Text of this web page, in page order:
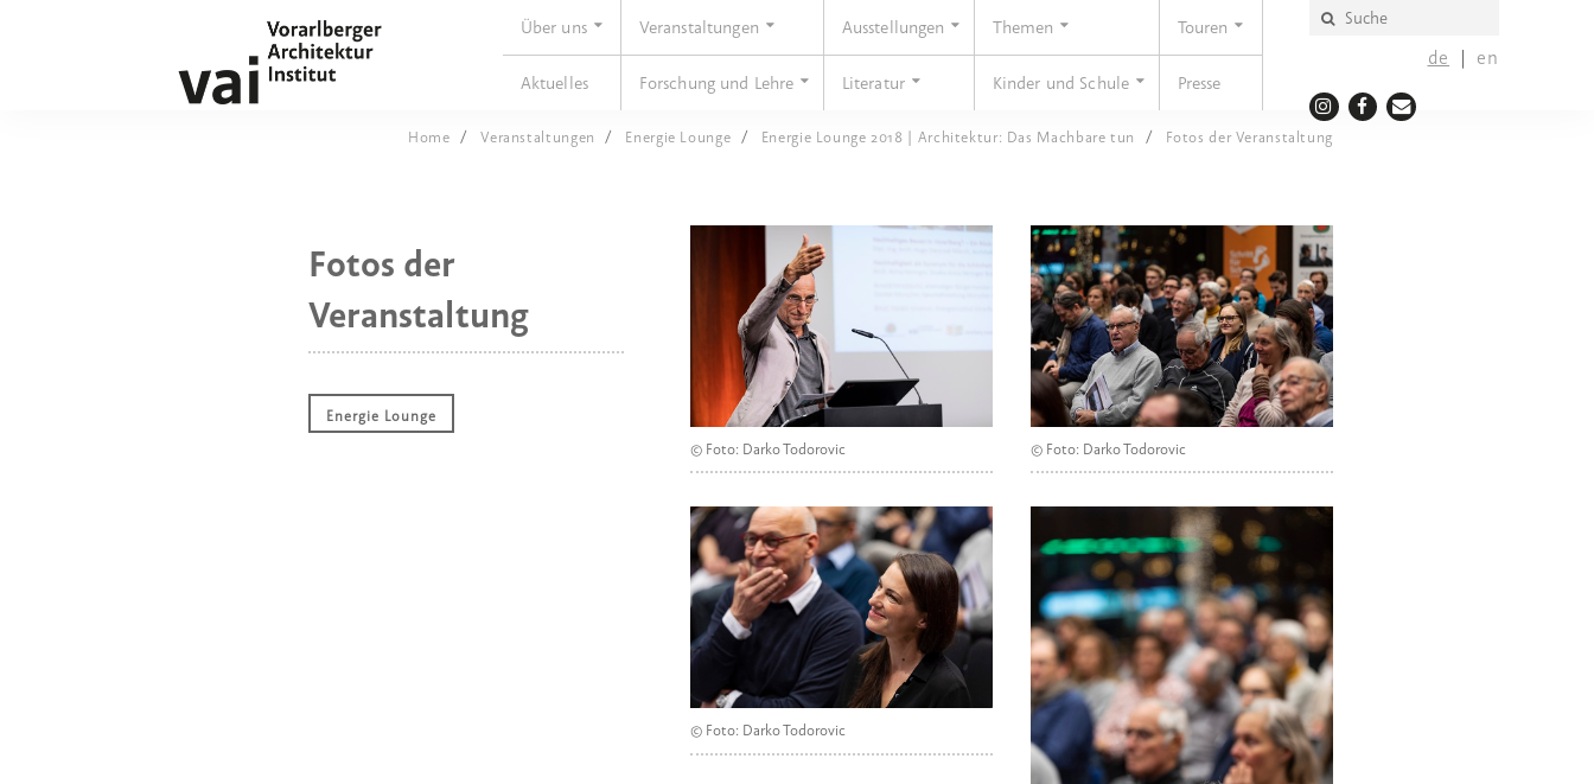
de en
Über uns Veranstaltungen Ausstellungen Themen Touren
Aktuelles Forschung und Lehre Literatur Kinder und Schule Presse
Home Veranstaltungen Energie Lounge Energie Lounge 2018 | Architektur: Das Machbare tun Fotos der Veranstaltung
Fotos der
Veranstaltung
Energie Lounge
© Foto: Darko Todorovic © Foto: Darko Todorovic
© Foto: Darko Todorovic